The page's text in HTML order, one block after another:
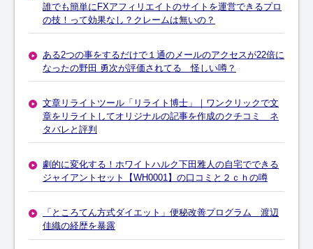
誰でも簡単にFXアフィリエイトのサイトを運営できるプロ
の技！って効果なし？クレームは無いの？
ある2つの事をするだけで１通のメールのアクセスが22倍に
なったの野田 勇次が評価されてる 怪しい噂？
文章リライトツール「リライト博士」｜ワンクリックで文
章をリライトしてオリジナルの記事を作成のクチコミ ネ
タバレと評判
劇的に変化する！ホワイトハルク下田雅人の自宅でできる
ジャイアントセット【WH0001】の口コミと２ｃｈの噂
「ところてん方式ダイエット」便秘改善プログラム 渡辺
佳織の経歴を暴露